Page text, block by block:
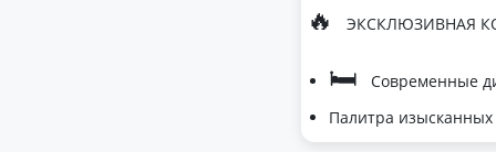
🔥 ЭКСКЛЮЗИВНАЯ
🛏
Современные
Палитра изысканных